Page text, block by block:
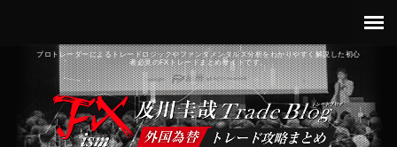
プロトレーダーによるトレードロジックやファンダメンタルズ分析をわかりやすく解説した初心
者必見のFXトレードまとめサイトです。